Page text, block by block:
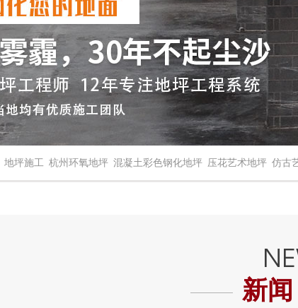
地坪施工 杭州环氧地坪 混凝土彩色钢化地坪 压花艺术地坪 仿古
新闻